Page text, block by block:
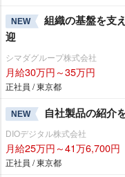
NEW
組織の基盤を支
迎
シマダグループ株式会社
月給30万円～35万円
正社員 / 東京都
NEW 自社製品の紹介
DIOデジタル株式会社
月給25万円～41万6,700円
正社員 / 東京都